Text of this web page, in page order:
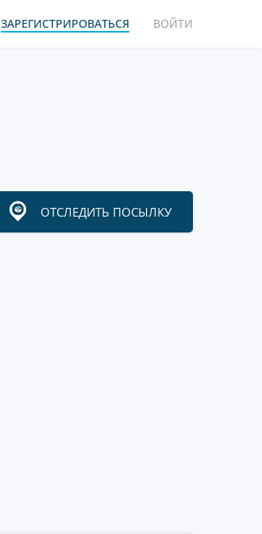
ЗАРЕГИСТРИРОВАТЬСЯ ВОЙТИ
ОТСЛЕДИТЬ ПОСЫЛКУ